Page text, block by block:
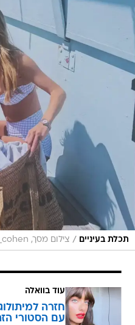
תכלת בעיניים / צילום מסך, instagram/tirtza_cohen
עוד בוואלה
חזרה
עם הסטורי